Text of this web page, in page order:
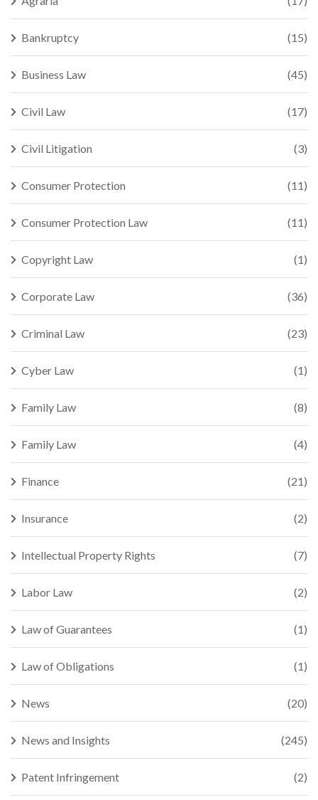
Bankruptcy (15)
Business Law (45)
Civil Law (17)
Civil Litigation (3)
Consumer Protection (11)
Consumer Protection Law (11)
Copyright Law (1)
Corporate Law (36)
Criminal Law (23)
Cyber Law (1)
Family Law (8)
Family Law (4)
Finance (21)
Insurance (2)
Intellectual Property Rights (7)
Labor Law (2)
Law of Guarantees (1)
Law of Obligations (1)
News (20)
News and Insights (245)
Patent Infringement (2)